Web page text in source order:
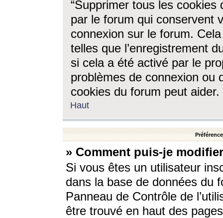
“Supprimer tous les cookies
par le forum qui conservent
connexion sur le forum.
telles que l’enregistrement
si cela a été activé par le
problèmes de connexion ou
cookies du forum peut aider.
Haut
» Comment puis-je
Si vous êtes un utilisateur
dans la base de données du
Panneau de Contrôle de
être trouvé en haut des